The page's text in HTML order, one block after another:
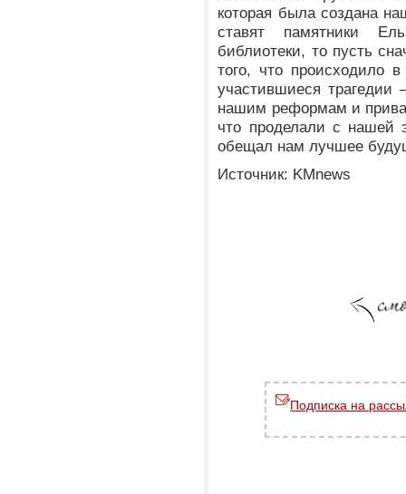
которая была создана
ставят памятники
библиотеки, то пусть
того, что происходило
участившиеся трагедии
нашим реформам и
что проделали с нашей
обещал нам лучшее
Источник: KMnews
Подписка на